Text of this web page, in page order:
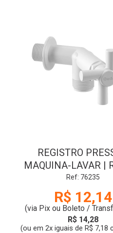
REGISTRO
MAQUINA-LAVAR |
FORA CENTRO |
SAIDA 3/4 | BRANCO
Ref: 76235
R$ 12,14
(via Pix ou Boleto /
R$ 14,28
(ou em 2x iguais de R$ 7,18